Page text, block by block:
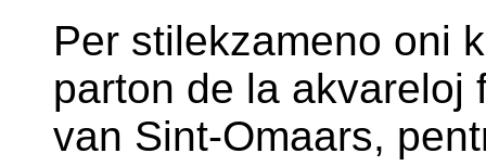
Per stilekzameno oni
parton de la akvareloj
van Sint-Omaars,